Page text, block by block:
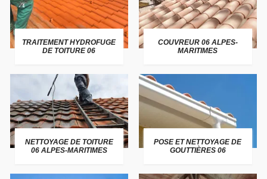
TRAITEMENT HYDROFUGE
DE TOITURE 06
COUVREUR 06 ALPES-
MARITIMES
NETTOYAGE DE TOITURE
06 ALPES-MARITIMES
POSE ET NETTOYAGE DE
GOUTTIÈRES 06